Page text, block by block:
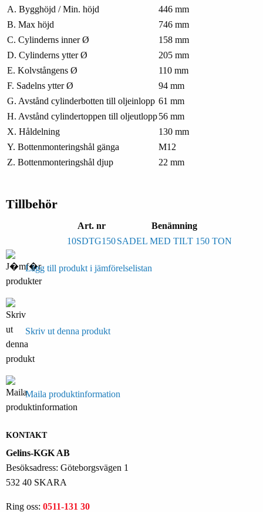
A. Bygghöjd / Min. höjd
446 mm
B. Max höjd
746 mm
C. Cylinderns inner Ø
158 mm
D. Cylinderns ytter Ø
205 mm
E. Kolvstångens Ø
110 mm
F. Sadelns ytter Ø
94 mm
G. Avstånd cylinderbotten till oljeinlopp 61 mm
H. Avstånd cylindertoppen till oljeutlopp56 mm
X. Håldelning
130 mm
Y. Bottenmonteringshål gänga
M12
Z. Bottenmonteringshål djup
22 mm
Tillbehör
Art. nr
Benämning
10SDTG150SADEL MED TILT 150 TON
Lägg till produkt i jämförelselistan
Skriv ut denna produkt
Maila produktinformation
KONTAKT
Gelins-KGK AB
Besöksadress: Göteborgsvägen 1
532 40 SKARA
Ring oss: 0511-131 30